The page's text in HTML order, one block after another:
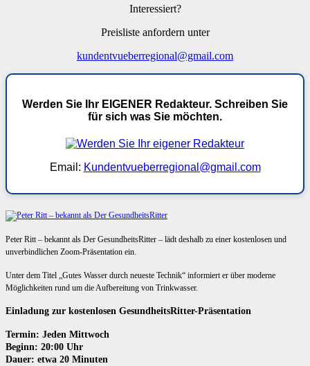
Interessiert?
Preisliste anfordern unter
kundentvueberregional@gmail.com
Werden Sie Ihr EIGENER Redakteur. Schreiben Sie
für sich was Sie möchten.
Email: Kundentvueberregional@gmail.com
Peter Ritt – bekannt als Der GesundheitsRitter – lädt deshalb zu einer kostenlosen und
unverbindlichen Zoom-Präsentation ein.
Unter dem Titel „Gutes Wasser durch neueste Technik“ informiert er über moderne
Möglichkeiten rund um die Aufbereitung von Trinkwasser.
Einladung zur kostenlosen GesundheitsRitter-Präsentation
Termin: Jeden Mittwoch
Beginn: 20:00 Uhr
Dauer: etwa 20 Minuten